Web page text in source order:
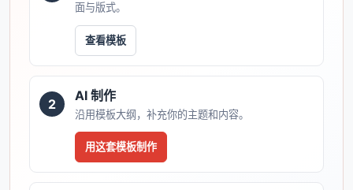
面与版式。
查看模板
2
AI 制作
沿用模板大纲，补充你的主题和内容。
用这套模板制作